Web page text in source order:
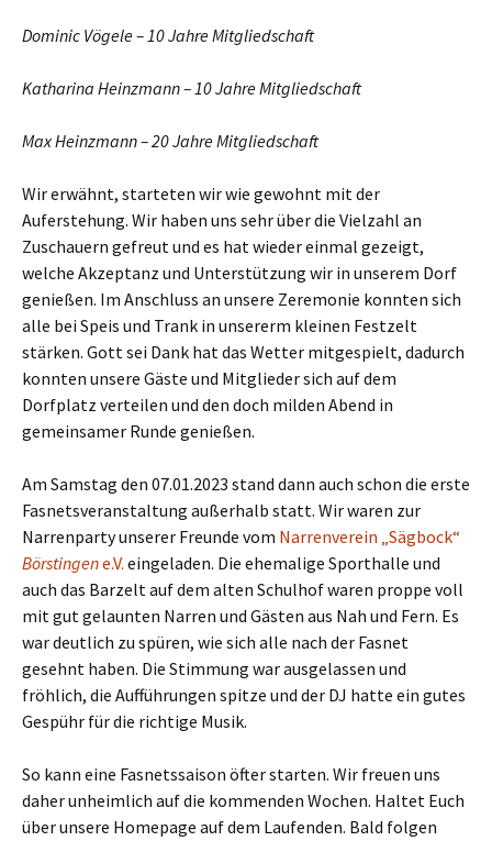
Dominic Vögele – 10 Jahre Mitgliedschaft
Katharina Heinzmann – 10 Jahre Mitgliedschaft
Max Heinzmann – 20 Jahre Mitgliedschaft
Wir erwähnt, starteten wir wie gewohnt mit der
Auferstehung. Wir haben uns sehr über die Vielzahl an
Zuschauern gefreut und es hat wieder einmal gezeigt,
welche Akzeptanz und Unterstützung wir in unserem Dorf
genießen. Im Anschluss an unsere Zeremonie konnten sich
alle bei Speis und Trank in unsererm kleinen Festzelt
stärken. Gott sei Dank hat das Wetter mitgespielt, dadurch
konnten unsere Gäste und Mitglieder sich auf dem
Dorfplatz verteilen und den doch milden Abend in
gemeinsamer Runde genießen.
Am Samstag den 07.01.2023 stand dann auch schon die erste
Fasnetsveranstaltung außerhalb statt. Wir waren zur
Narrenparty unserer Freunde vom Narrenverein „Sägbock“
Börstingene.V. eingeladen. Die ehemalige Sporthalle und
auch das Barzelt auf dem alten Schulhof waren proppe voll
mit gut gelaunten Narren und Gästen aus Nah und Fern. Es
war deutlich zu spüren, wie sich alle nach der Fasnet
gesehnt haben. Die Stimmung war ausgelassen und
fröhlich, die Aufführungen spitze und der DJ hatte ein gutes
Gespühr für die richtige Musik.
So kann eine Fasnetssaison öfter starten. Wir freuen uns
daher unheimlich auf die kommenden Wochen. Haltet Euch
über unsere Homepage auf dem Laufenden. Bald folgen